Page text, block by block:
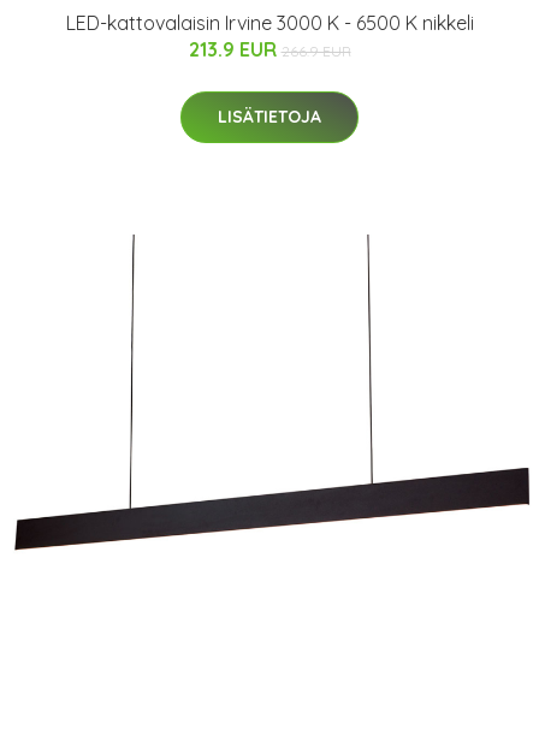
LED-kattovalaisin Irvine 3000 K - 6500 K nikkeli
213.9 EUR 266.9 EUR
LISÄTIETOJA